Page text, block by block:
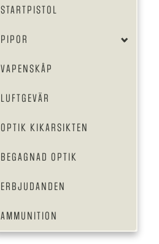
STARTPISTOL
PIPOR
VAPENSKÅP
LUFTGEVÄR
OPTIK KIKARSIKTEN
BEGAGNAD OPTIK
ERBJUDANDEN
AMMUNITION